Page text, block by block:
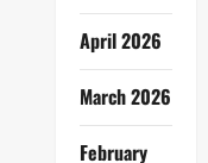
April 2026
March 2026
February